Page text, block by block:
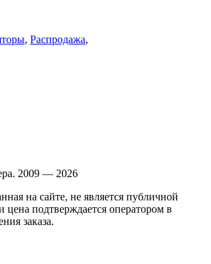
, Распродажа,
2009 — 2026
на сайте, не является публичной
подтверждается оператором в
заказа.